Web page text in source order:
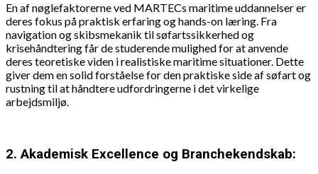
En af nøglefaktorerne ved MARTECs maritime uddannelser er
deres fokus på praktisk erfaring og hands-on læring. Fra
navigation og skibsmekanik til søfartssikkerhed og
krisehåndtering får de studerende mulighed for at anvende
deres teoretiske viden i realistiske maritime situationer. Dette
giver dem en solid forståelse for den praktiske side af søfart og
rustning til at håndtere udfordringerne i det virkelige
arbejdsmiljø.
2. Akademisk Excellence og Branchekendskab: